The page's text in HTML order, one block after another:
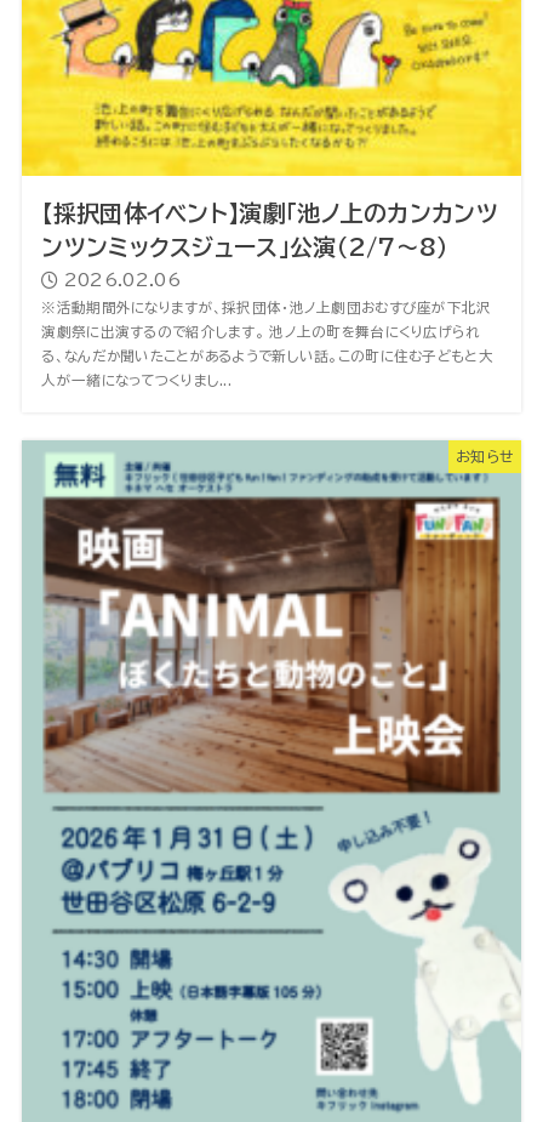
【採択団体イベント】演劇「池ノ上のカンカンツ
ンツンミックスジュース」公演（2/7～8）
2026.02.06
※活動期間外になりますが、採択団体・池ノ上劇団おむすび座が下北沢
演劇祭に出演するので紹介します。 池ノ上の町を舞台にくり広げられ
る、なんだか聞いたことがあるようで新しい話。この町に住む子どもと大
人が一緒になってつくりまし...
お知らせ